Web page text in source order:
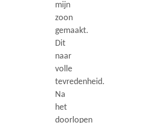
mijn
zoon
gemaakt.
Dit
naar
volle
tevredenheid.
Na
het
doorlopen